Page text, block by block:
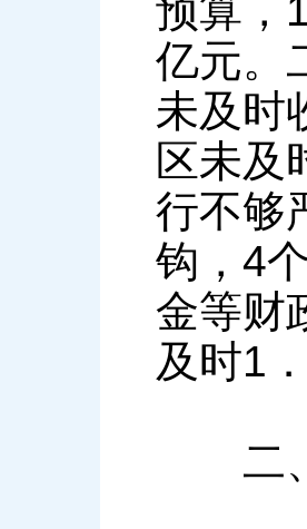
预算，
亿元。
未及时
区未及
行不够
钩，4
金等财
及时1
二、